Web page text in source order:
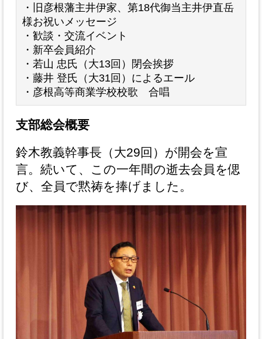
・旧彦根藩主井伊家、第18代御当主井伊直岳
様お祝いメッセージ
・歓談・交流イベント
・新卒会員紹介
・若山 忠氏（大13回）閉会挨拶
・藤井 登氏（大31回）によるエール
・彦根高等商業学校校歌 合唱
支部総会概要
鈴木教義幹事長（大29回）が開会を宣
言。続いて、この一年間の逝去会員を偲
び、全員で黙祷を捧げました。